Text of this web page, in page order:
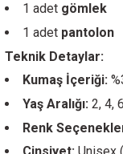
1 adet gömlek
1 adet pantolon
Teknik Detaylar:
Kumaş İçeriği:
Yaş Aralığı: 2, 4,
Renk